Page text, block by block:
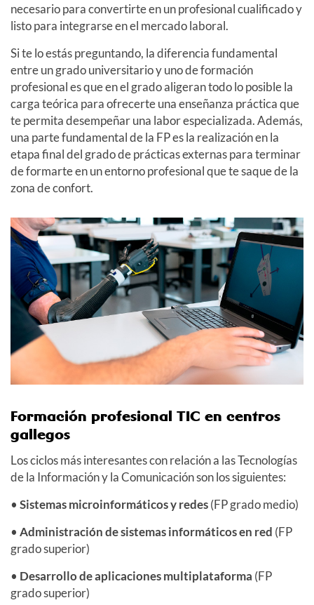
necesario para convertirte en un profesional cualificado y
listo para integrarse en el mercado laboral.
Si te lo estás preguntando, la diferencia fundamental
entre un grado universitario y uno de formación
profesional es que en el grado aligeran todo lo posible la
carga teórica para ofrecerte una enseñanza práctica que
te permita desempeñar una labor especializada. Además,
una parte fundamental de la FP es la realización en la
etapa final del grado de prácticas externas para terminar
de formarte en un entorno profesional que te saque de la
zona de confort.
Formación profesional TIC en centros
gallegos
Los ciclos más interesantes con relación a las Tecnologías
de la Información y la Comunicación son los siguientes:
• Sistemas microinformáticos y redes(FP grado medio)
• Administración de sistemas informáticos en red (FP
grado superior)
• Desarrollo de aplicaciones multiplataforma (FP
grado superior)